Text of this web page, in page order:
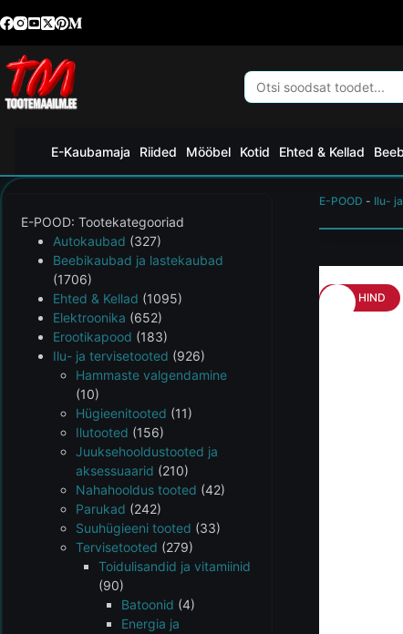
E-Kaubamaja Riided Mööbel Kotid Ehted & Kellad
E-POOD - Ilu-
HEA HIND
E-POOD: Tootekategooriad
Autokaubad (327)
Beebikaubad ja lastekaubad
(1706)
Ehted & Kellad (1095)
Elektroonika (652)
Erootikapood (183)
Ilu- ja tervisetooted (926)
Hammaste valgendamine
(10)
Hügieenitooted (11)
Ilutooted (156)
Juuksehooldustooted ja
aksessuaarid (210)
Nahahooldus tooted (42)
Parukad (242)
Suuhügieeni tooted (33)
Tervisetooted (279)
Toidulisandid ja vitamiinid
(90)
Batoonid (4)
Energia ja